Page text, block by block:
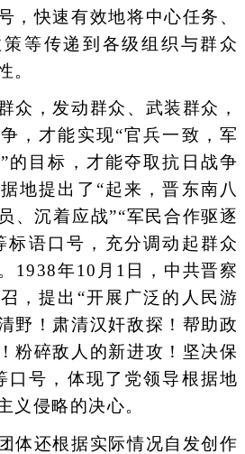
，快速有效地将中心任务、
等传递到各级组织与群众
。
，发动群众、武装群众，
，才能实现“官兵一致，军
的目标，才能夺取抗日战争
地提出了“起来，晋东南八
、沉着应战”“军民合作驱逐
标语口号，充分调动起群众
1938年10月1日，中共晋察
，提出“开展广泛的人民游
野！肃清汉奸敌探！帮助政
粉碎敌人的新进攻！坚决保
口号，体现了党领导根据地
义侵略的决心。
还根据实际情况自发创作